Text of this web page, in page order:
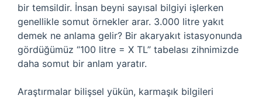
bir temsildir. İnsan beyni sayısal bilgiyi işlerken
genellikle somut örnekler arar. 3.000 litre yakıt
demek ne anlama gelir? Bir akaryakıt istasyonunda
gördüğümüz “100 litre = X TL” tabelası zihnimizde
daha somut bir anlam yaratır.
Araştırmalar bilişsel yükün, karmaşık bilgileri